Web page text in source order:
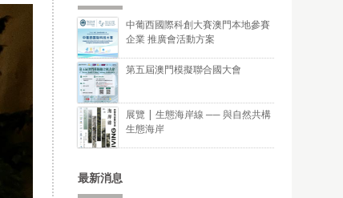
中葡西國際科創大賽澳門本地參賽
企業 推廣會活動方案
第五屆澳門模擬聯合國大會
展覽 | 生態海岸線 ── 與自然共構
生態海岸
最新消息